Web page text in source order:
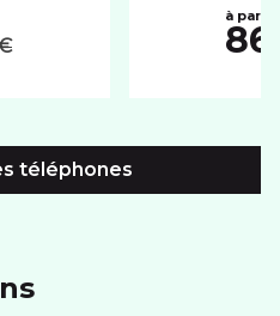
téléphones